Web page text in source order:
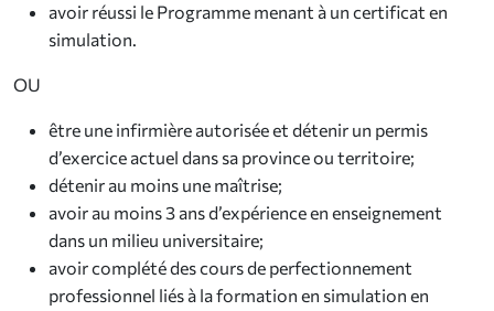
avoir réussi le Programme menant à un certificat en
simulation.
OU
être une infirmière autorisée et détenir un permis
d’exercice actuel dans sa province ou territoire;
détenir au moins une maîtrise;
avoir au moins 3 ans d’expérience en enseignement
dans un milieu universitaire;
avoir complété des cours de perfectionnement
professionnel liés à la formation en simulation en